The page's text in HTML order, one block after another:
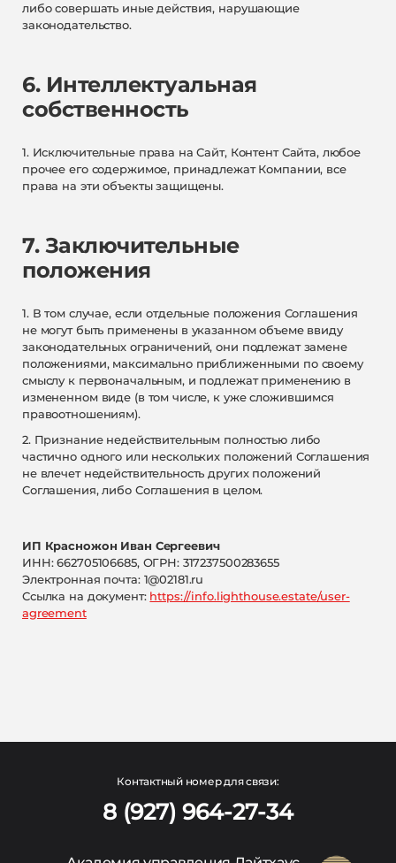
либо совершать иные действия, нарушающие
законодательство.
6. Интеллектуальная
собственность
1. Исключительные права на Сайт, Контент Сайта, любое
прочее его содержимое, принадлежат Компании, все
права на эти объекты защищены.
7. Заключительные
положения
1. В том случае, если отдельные положения Соглашения
не могут быть применены в указанном объеме ввиду
законодательных ограничений, они подлежат замене
положениями, максимально приближенными по своему
смыслу к первоначальным, и подлежат применению в
измененном виде (в том числе, к уже сложившимся
правоотношениям).
2. Признание недействительным полностью либо
частично одного или нескольких положений Соглашения
не влечет недействительность других положений
Соглашения, либо Соглашения в целом.
ИП Красножон Иван Сергеевич
ИНН: 662705106685, ОГРН: 317237500283655
Электронная почта: 1@02181.ru
Ссылка на документ: https://info.lighthouse.estate/user-
agreement
Контактный номер для связи:
8 (927) 964-27-34